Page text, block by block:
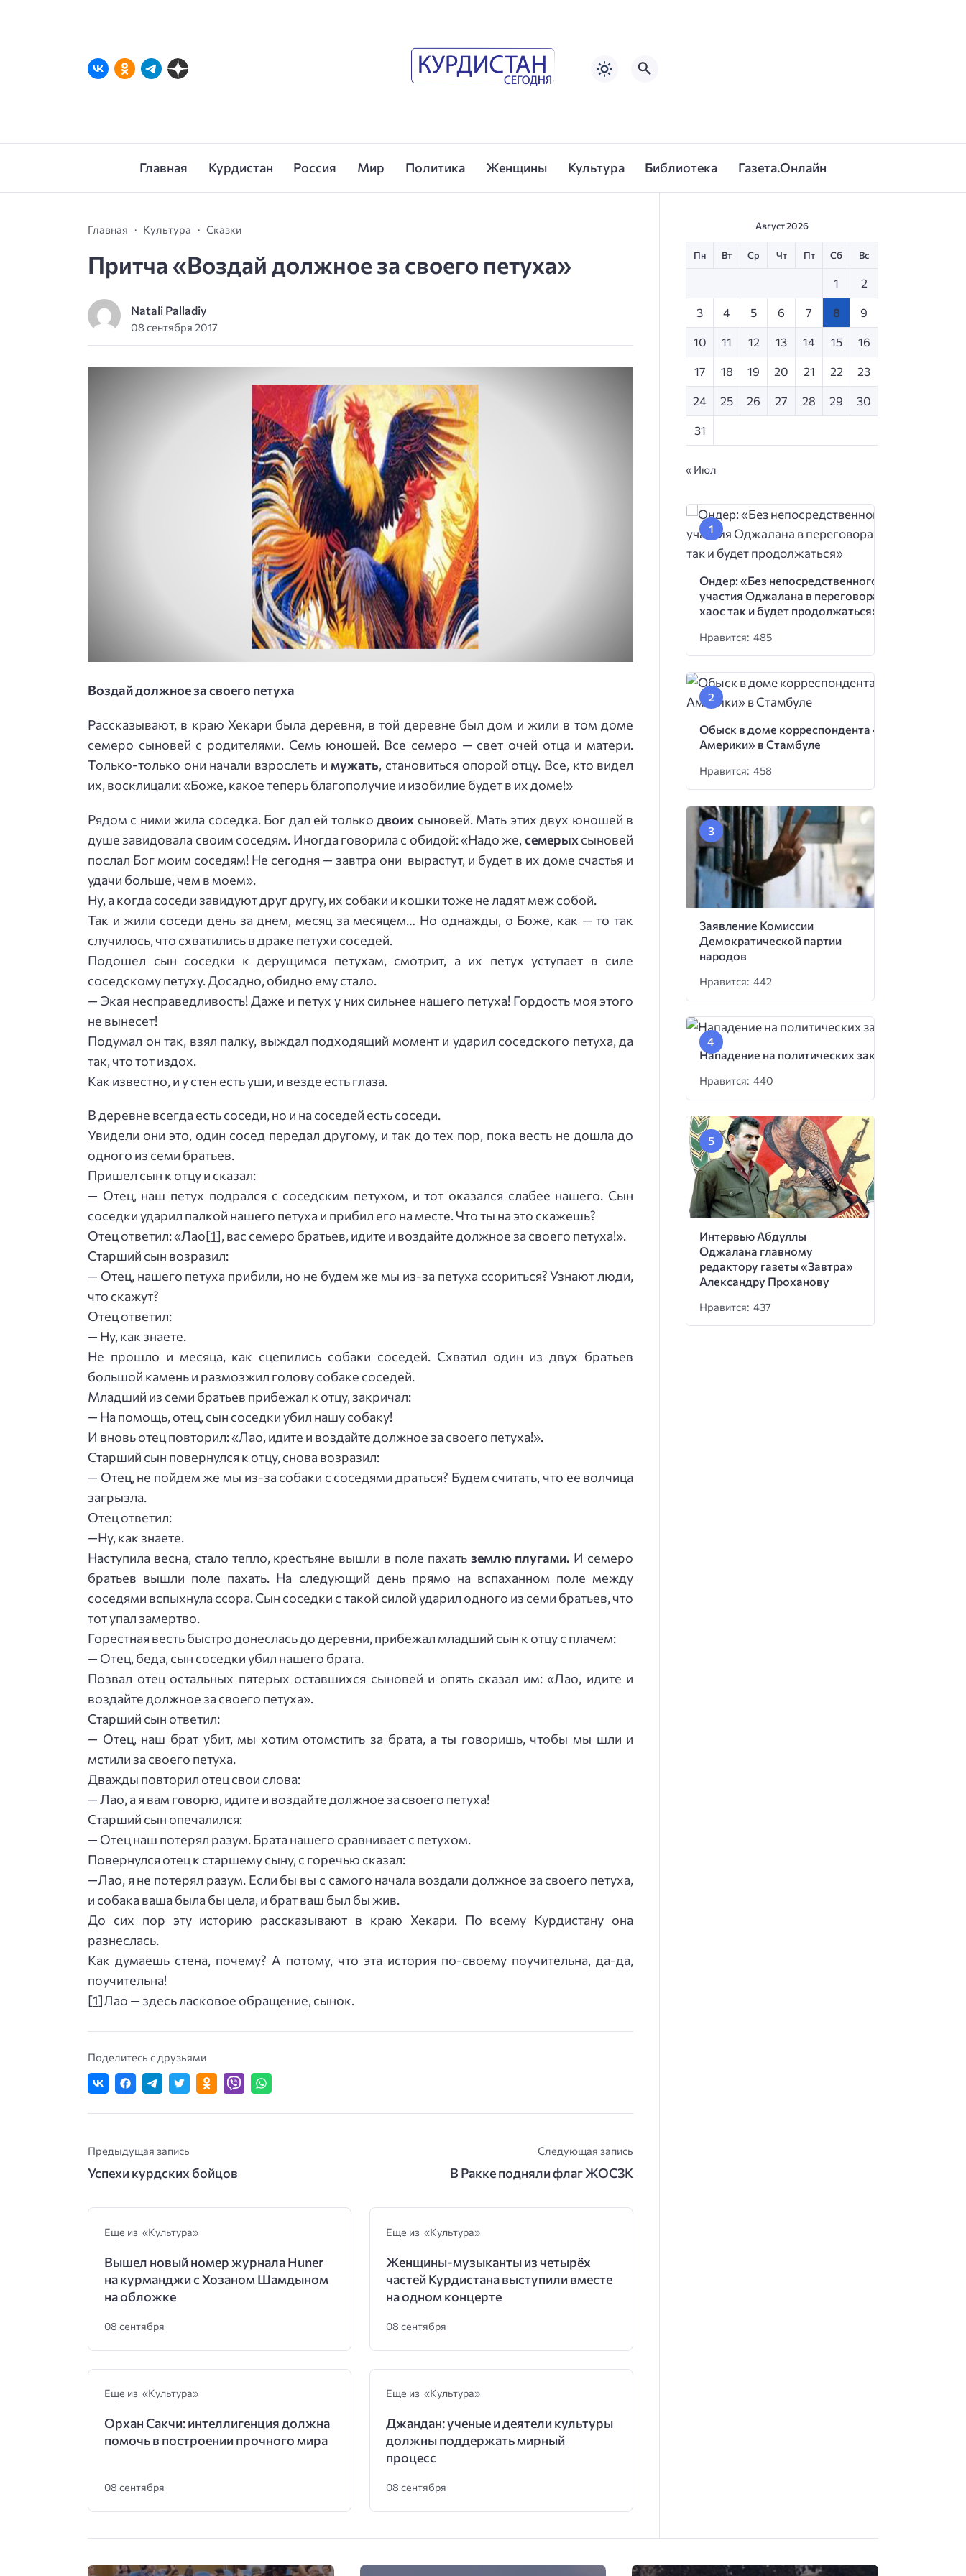
Главная Курдистан Россия Мир Политика Женщины Культура Библиотека Газета.Онлайн
Главная Культура Сказки
Притча «Воздай должное за своего петуха»
Natali Palladiy
08 сентября 2017
Воздай должное за своего петуха
Рассказывают, в краю Хекари была деревня, в той деревне был дом и жили в том доме
семеро сыновей с родителями. Семь юношей. Все семеро — свет очей отца и матери.
Только-только они начали взрослеть имужать, становиться опорой отцу. Все, кто видел
их, восклицали: «Боже, какое теперь благополучие и изобилие будет в их доме!»
Рядом с ними жила соседка. Бог дал ей толькодвоих сыновей. Мать этих двух юношей в
душе завидовала своим соседям. Иногда говорила с обидой: «Надо же, семерыхсыновей
послал Бог моим соседям! Не сегодня — завтра они вырастут, и будет в их доме счастья и
удачи больше, чем в моем».
Ну, а когда соседи завидуют друг другу, их собаки и кошки тоже не ладят меж собой.
Так и жили соседи день за днем, месяц за месяцем… Но однажды, о Боже, как — то так
случилось, что схватились в драке петухи соседей.
Подошел сын соседки к дерущимся петухам, смотрит, а их петух уступает в силе
соседскому петуху. Досадно, обидно ему стало.
— Экая несправедливость! Даже и петух у них сильнее нашего петуха! Гордость моя этого
не вынесет!
Подумал он так, взял палку, выждал подходящий момент и ударил соседского петуха, да
так, что тот издох.
Как известно, и у стен есть уши, и везде есть глаза.
В деревне всегда есть соседи, но и на соседей есть соседи.
Увидели они это, один сосед передал другому, и так до тех пор, пока весть не дошла до
одного из семи братьев.
Пришел сын к отцу и сказал:
— Отец, наш петух подрался с соседским петухом, и тот оказался слабее нашего. Сын
соседки ударил палкой нашего петуха и прибил его на месте. Что ты на это скажешь?
Отец ответил: «Лао[1], вас семеро братьев, идите и воздайте должное за своего петуха!».
Старший сын возразил:
— Отец, нашего петуха прибили, но не будем же мы из-за петуха ссориться? Узнают люди,
что скажут?
Отец ответил:
— Ну, как знаете.
Не прошло и месяца, как сцепились собаки соседей. Схватил один из двух братьев
большой камень и размозжил голову собаке соседей.
Младший из семи братьев прибежал к отцу, закричал:
— На помощь, отец, сын соседки убил нашу собаку!
И вновь отец повторил: «Лао, идите и воздайте должное за своего петуха!».
Старший сын повернулся к отцу, снова возразил:
— Отец, не пойдем же мы из-за собаки с соседями драться? Будем считать, что ее волчица
загрызла.
Отец ответил:
—Ну, как знаете.
Наступила весна, стало тепло, крестьяне вышли в поле пахать землю плугами. И семеро
братьев вышли поле пахать. На следующий день прямо на вспаханном поле между
соседями вспыхнула ссора. Сын соседки с такой силой ударил одного из семи братьев, что
тот упал замертво.
Горестная весть быстро донеслась до деревни, прибежал младший сын к отцу с плачем:
— Отец, беда, сын соседки убил нашего брата.
Позвал отец остальных пятерых оставшихся сыновей и опять сказал им: «Лао, идите и
воздайте должное за своего петуха».
Старший сын ответил:
— Отец, наш брат убит, мы хотим отомстить за брата, а ты говоришь, чтобы мы шли и
мстили за своего петуха.
Дважды повторил отец свои слова:
— Лао, а я вам говорю, идите и воздайте должное за своего петуха!
Старший сын опечалился:
— Отец наш потерял разум. Брата нашего сравнивает с петухом.
Повернулся отец к старшему сыну, с горечью сказал:
—Лао, я не потерял разум. Если бы вы с самого начала воздали должное за своего петуха,
и собака ваша была бы цела, и брат ваш был бы жив.
До сих пор эту историю рассказывают в краю Хекари. По всему Курдистану она
разнеслась.
Как думаешь стена, почему? А потому, что эта история по-своему поучительна, да-да,
поучительна!
[1]Лао — здесь ласковое обращение, сынок.
Поделитесь с друзьями
Предыдущая запись
Успехи курдских бойцов
Следующая запись
В Ракке подняли флаг ЖОСЗК
Еще из «Культура»
Вышел новый номер журнала Huner
на курманджи с Хозаном Шамдыном
на обложке
08 сентября
Еще из «Культура»
Женщины-музыканты из четырёх
частей Курдистана выступили вместе
на одном концерте
08 сентября
Еще из «Культура»
Орхан Сакчи: интеллигенция должна
помочь в построении прочного мира
08 сентября
Еще из «Культура»
Джандан: ученые и деятели культуры
должны поддержать мирный
процесс
08 сентября
Август 2026
Пн Вт Ср Чт Пт Сб Вс
1 2
3 4 5 6 7 8 9
10 11 12 13 14 15 16
17 18 19 20 21 22 23
24 25 26 27 28 29 30
31
« Июл
Ондер: «Без непосредственного
участия Оджалана в переговорах
хаос так и будет продолжаться»
Нравится: 485
Обыск в доме корреспондента «Голоса
Америки» в Стамбуле
Нравится: 458
Заявление Комиссии
Демократической партии
народов
Нравится: 442
Нападение на политических заключенных
Нравится: 440
Интервью Абдуллы
Оджалана главному
редактору газеты «Завтра»
Александру Проханову
Нравится: 437